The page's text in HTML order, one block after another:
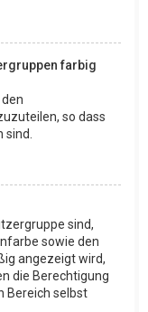
farbig
so dass
sind,
sowie den
angezeigt wird,
die Berechtigung
Bereich selbst